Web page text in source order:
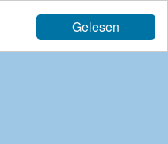
Gelesen